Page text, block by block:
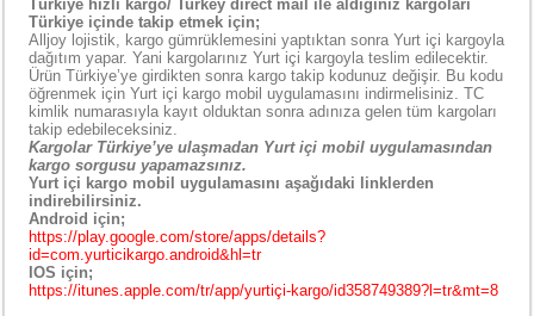
Türkiye hızlı kargo/ Turkey direct mail ile aldığınız kargoları
Türkiye içinde takip etmek için;
Alljoy lojistik, kargo gümrüklemesini yaptıktan sonra Yurt içi kargoyla
dağıtım yapar. Yani kargolarınız Yurt içi kargoyla teslim edilecektir.
Ürün Türkiye’ye girdikten sonra kargo takip kodunuz değişir. Bu kodu
öğrenmek için Yurt içi kargo mobil uygulamasını indirmelisiniz. TC
kimlik numarasıyla kayıt olduktan sonra adınıza gelen tüm kargoları
takip edebileceksiniz.
Kargolar Türkiye’ye ulaşmadan Yurt içi mobil uygulamasından
kargo sorgusu yapamazsınız.
Yurt içi kargo mobil uygulamasını aşağıdaki linklerden
indirebilirsiniz.
Android için;
https://play.google.com/store/apps/details?
id=com.yurticikargo.android&hl=tr
IOS için;
https://itunes.apple.com/tr/app/yurtiçi-kargo/id358749389?l=tr&mt=8